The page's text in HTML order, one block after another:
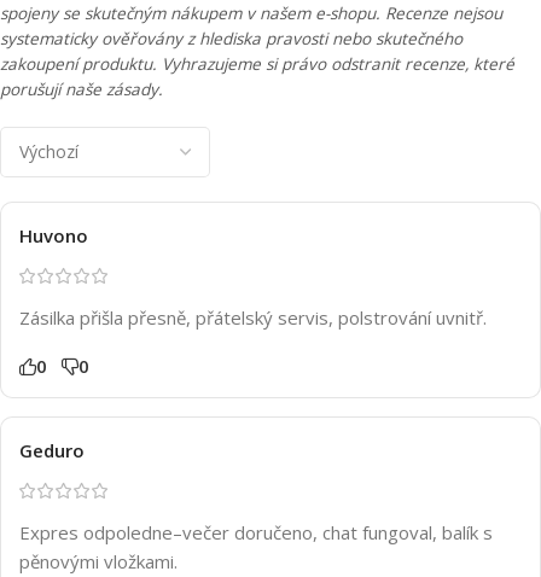
spojeny se skutečným nákupem v našem e-shopu. Recenze nejsou
systematicky ověřovány z hlediska pravosti nebo skutečného
zakoupení produktu. Vyhrazujeme si právo odstranit recenze, které
porušují naše zásady.
Huvono
Zásilka přišla přesně, přátelský servis, polstrování uvnitř.
0 0
Geduro
Expres odpoledne–večer doručeno, chat fungoval, balík s
pěnovými vložkami.